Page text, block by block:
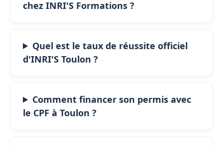
chez INRI'S Formations ?
Quel est le taux de réussite officiel
d'INRI'S Toulon ?
Comment financer son permis avec
le CPF à Toulon ?